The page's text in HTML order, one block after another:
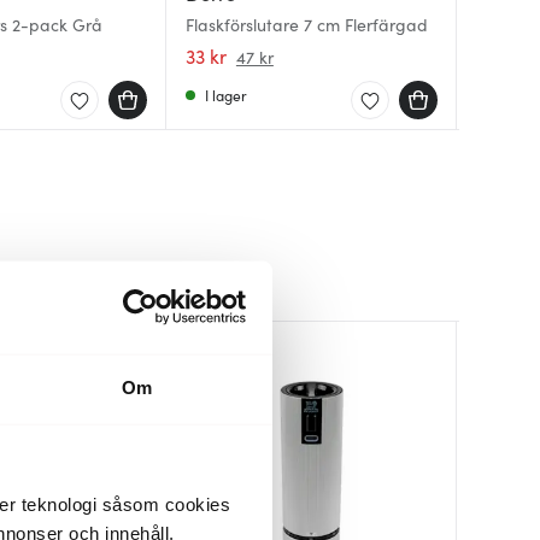
Om
teknologi såsom cookies
och innehåll,
2-pack Grå Flaskförslutare 7 cm Flerfärgad
33 kr 47 kr
I lager